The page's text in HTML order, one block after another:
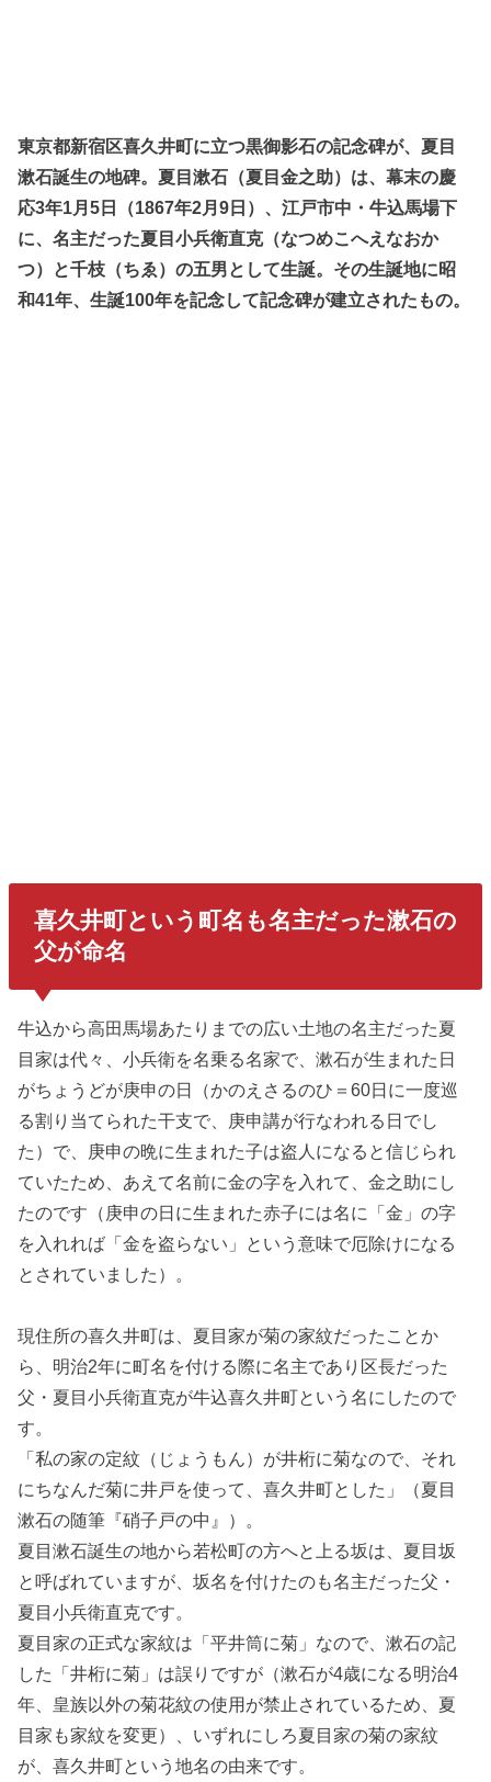
東京都新宿区喜久井町に立つ黒御影石の記念碑が、夏目
漱石誕生の地碑。夏目漱石（夏目金之助）は、幕末の慶
応3年1月5日（1867年2月9日）、江戸市中・牛込馬場下
に、名主だった夏目小兵衛直克（なつめこへえなおか
つ）と千枝（ちゑ）の五男として生誕。その生誕地に昭
和41年、生誕100年を記念して記念碑が建立されたもの。
喜久井町という町名も名主だった漱石の
父が命名
牛込から高田馬場あたりまでの広い土地の名主だった夏
目家は代々、小兵衛を名乗る名家で、漱石が生まれた日
がちょうどが庚申の日（かのえさるのひ＝60日に一度巡
る割り当てられた干支で、庚申講が行なわれる日でし
た）で、庚申の晩に生まれた子は盗人になると信じられ
ていたため、あえて名前に金の字を入れて、金之助にし
たのです（庚申の日に生まれた赤子には名に「金」の字
を入れれば「金を盗らない」という意味で厄除けになる
とされていました）。
現住所の喜久井町は、夏目家が菊の家紋だったことか
ら、明治2年に町名を付ける際に名主であり区長だった
父・夏目小兵衛直克が牛込喜久井町という名にしたので
す。
「私の家の定紋（じょうもん）が井桁に菊なので、それ
にちなんだ菊に井戸を使って、喜久井町とした」（夏目
漱石の随筆『硝子戸の中』）。
夏目漱石誕生の地から若松町の方へと上る坂は、夏目坂
と呼ばれていますが、坂名を付けたのも名主だった父・
夏目小兵衛直克です。
夏目家の正式な家紋は「平井筒に菊」なので、漱石の記
した「井桁に菊」は誤りですが（漱石が4歳になる明治4
年、皇族以外の菊花紋の使用が禁止されているため、夏
目家も家紋を変更）、いずれにしろ夏目家の菊の家紋
が、喜久井町という地名の由来です。